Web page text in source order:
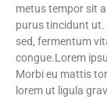
metus tempor sit
purus tincidunt ut.
sed, fermentum
congue.Lorem
Morbi eu mattis
lorem ut ligula